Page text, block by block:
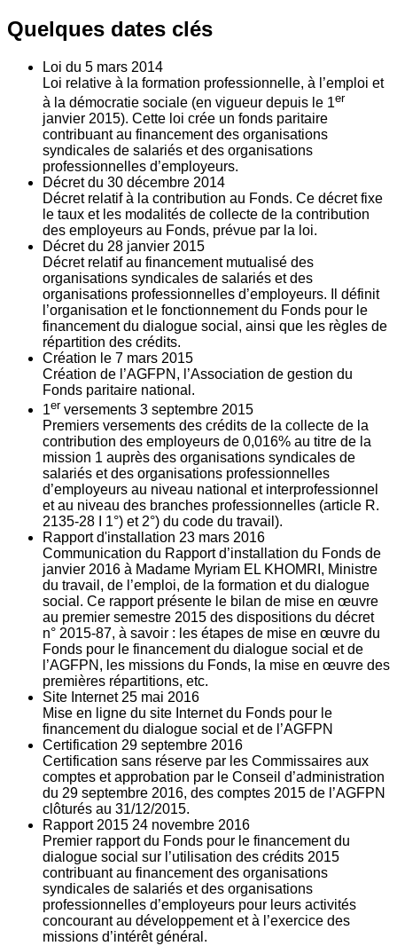
Quelques dates clés
Loi du 5 mars 2014
Loi relative à la formation professionnelle, à l’emploi et
à la démocratie sociale (en vigueur depuis le 1er
janvier 2015). Cette loi crée un fonds paritaire
contribuant au financement des organisations
syndicales de salariés et des organisations
professionnelles d’employeurs.
Décret du 30 décembre 2014
Décret relatif à la contribution au Fonds. Ce décret fixe
le taux et les modalités de collecte de la contribution
des employeurs au Fonds, prévue par la loi.
Décret du 28 janvier 2015
Décret relatif au financement mutualisé des
organisations syndicales de salariés et des
organisations professionnelles d’employeurs. Il définit
l’organisation et le fonctionnement du Fonds pour le
financement du dialogue social, ainsi que les règles de
répartition des crédits.
Création le 7 mars 2015
Création de l’AGFPN, l’Association de gestion du
Fonds paritaire national.
1er versements 3 septembre 2015
Premiers versements des crédits de la collecte de la
contribution des employeurs de 0,016% au titre de la
mission 1 auprès des organisations syndicales de
salariés et des organisations professionnelles
d’employeurs au niveau national et interprofessionnel
et au niveau des branches professionnelles (article R.
2135‐28 I 1°) et 2°) du code du travail).
Rapport d'installation 23 mars 2016
Communication du Rapport d’installation du Fonds de
janvier 2016 à Madame Myriam EL KHOMRI, Ministre
du travail, de l’emploi, de la formation et du dialogue
social. Ce rapport présente le bilan de mise en œuvre
au premier semestre 2015 des dispositions du décret
n° 2015-87, à savoir : les étapes de mise en œuvre du
Fonds pour le financement du dialogue social et de
l’AGFPN, les missions du Fonds, la mise en œuvre des
premières répartitions, etc.
Site Internet 25 mai 2016
Mise en ligne du site Internet du Fonds pour le
financement du dialogue social et de l’AGFPN
Certification 29 septembre 2016
Certification sans réserve par les Commissaires aux
comptes et approbation par le Conseil d’administration
du 29 septembre 2016, des comptes 2015 de l’AGFPN
clôturés au 31/12/2015.
Rapport 2015 24 novembre 2016
Premier rapport du Fonds pour le financement du
dialogue social sur l’utilisation des crédits 2015
contribuant au financement des organisations
syndicales de salariés et des organisations
professionnelles d’employeurs pour leurs activités
concourant au développement et à l’exercice des
missions d’intérêt général.